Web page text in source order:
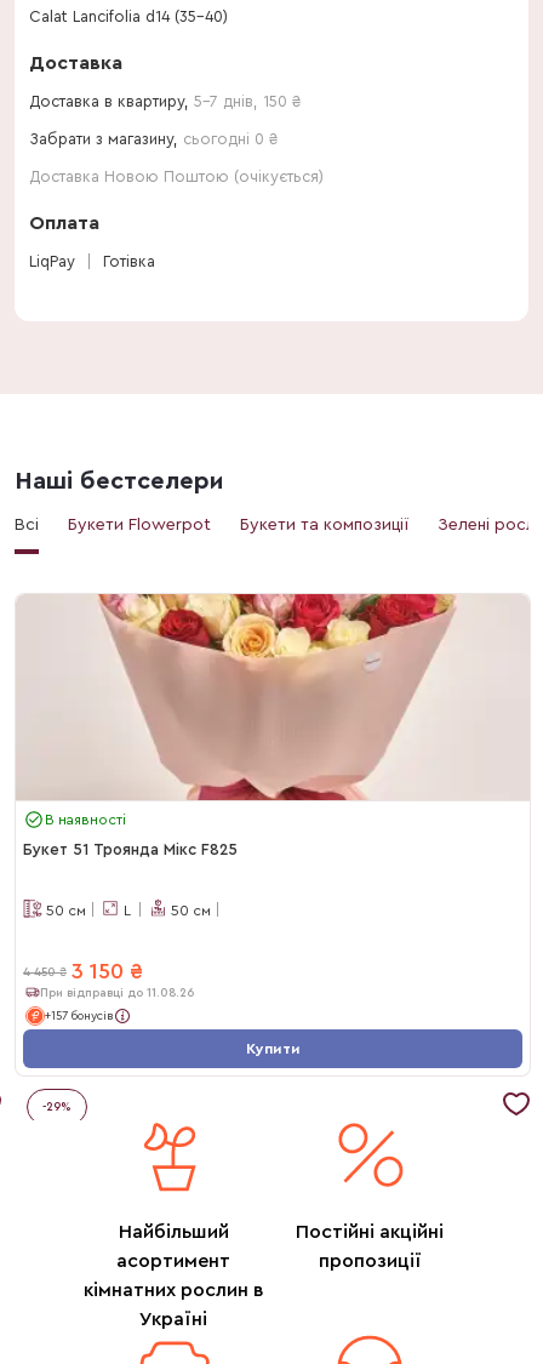
Calat Lancifolia d14 (35-40)
Доставка
Доставка в квартиру, 5-7 днів 150 ₴
Забрати з магазину, сьогодні 0 ₴
Доставка Новою Поштою (очікується)
Оплата
LiqPay Готівка
Наші бестселери
Всі Букети Flowerpot Букети та композиції Зелені
В наявності
Букет 51 Троянда Мікс F825
50 см L 50 см
4 450 ₴ 3 150 ₴
При відправці до 11.08.26
+157 бонусів
Купити
-29%
Найбільший
асортимент
кімнатних рослин в
Україні
Постійні акційні
пропозиції